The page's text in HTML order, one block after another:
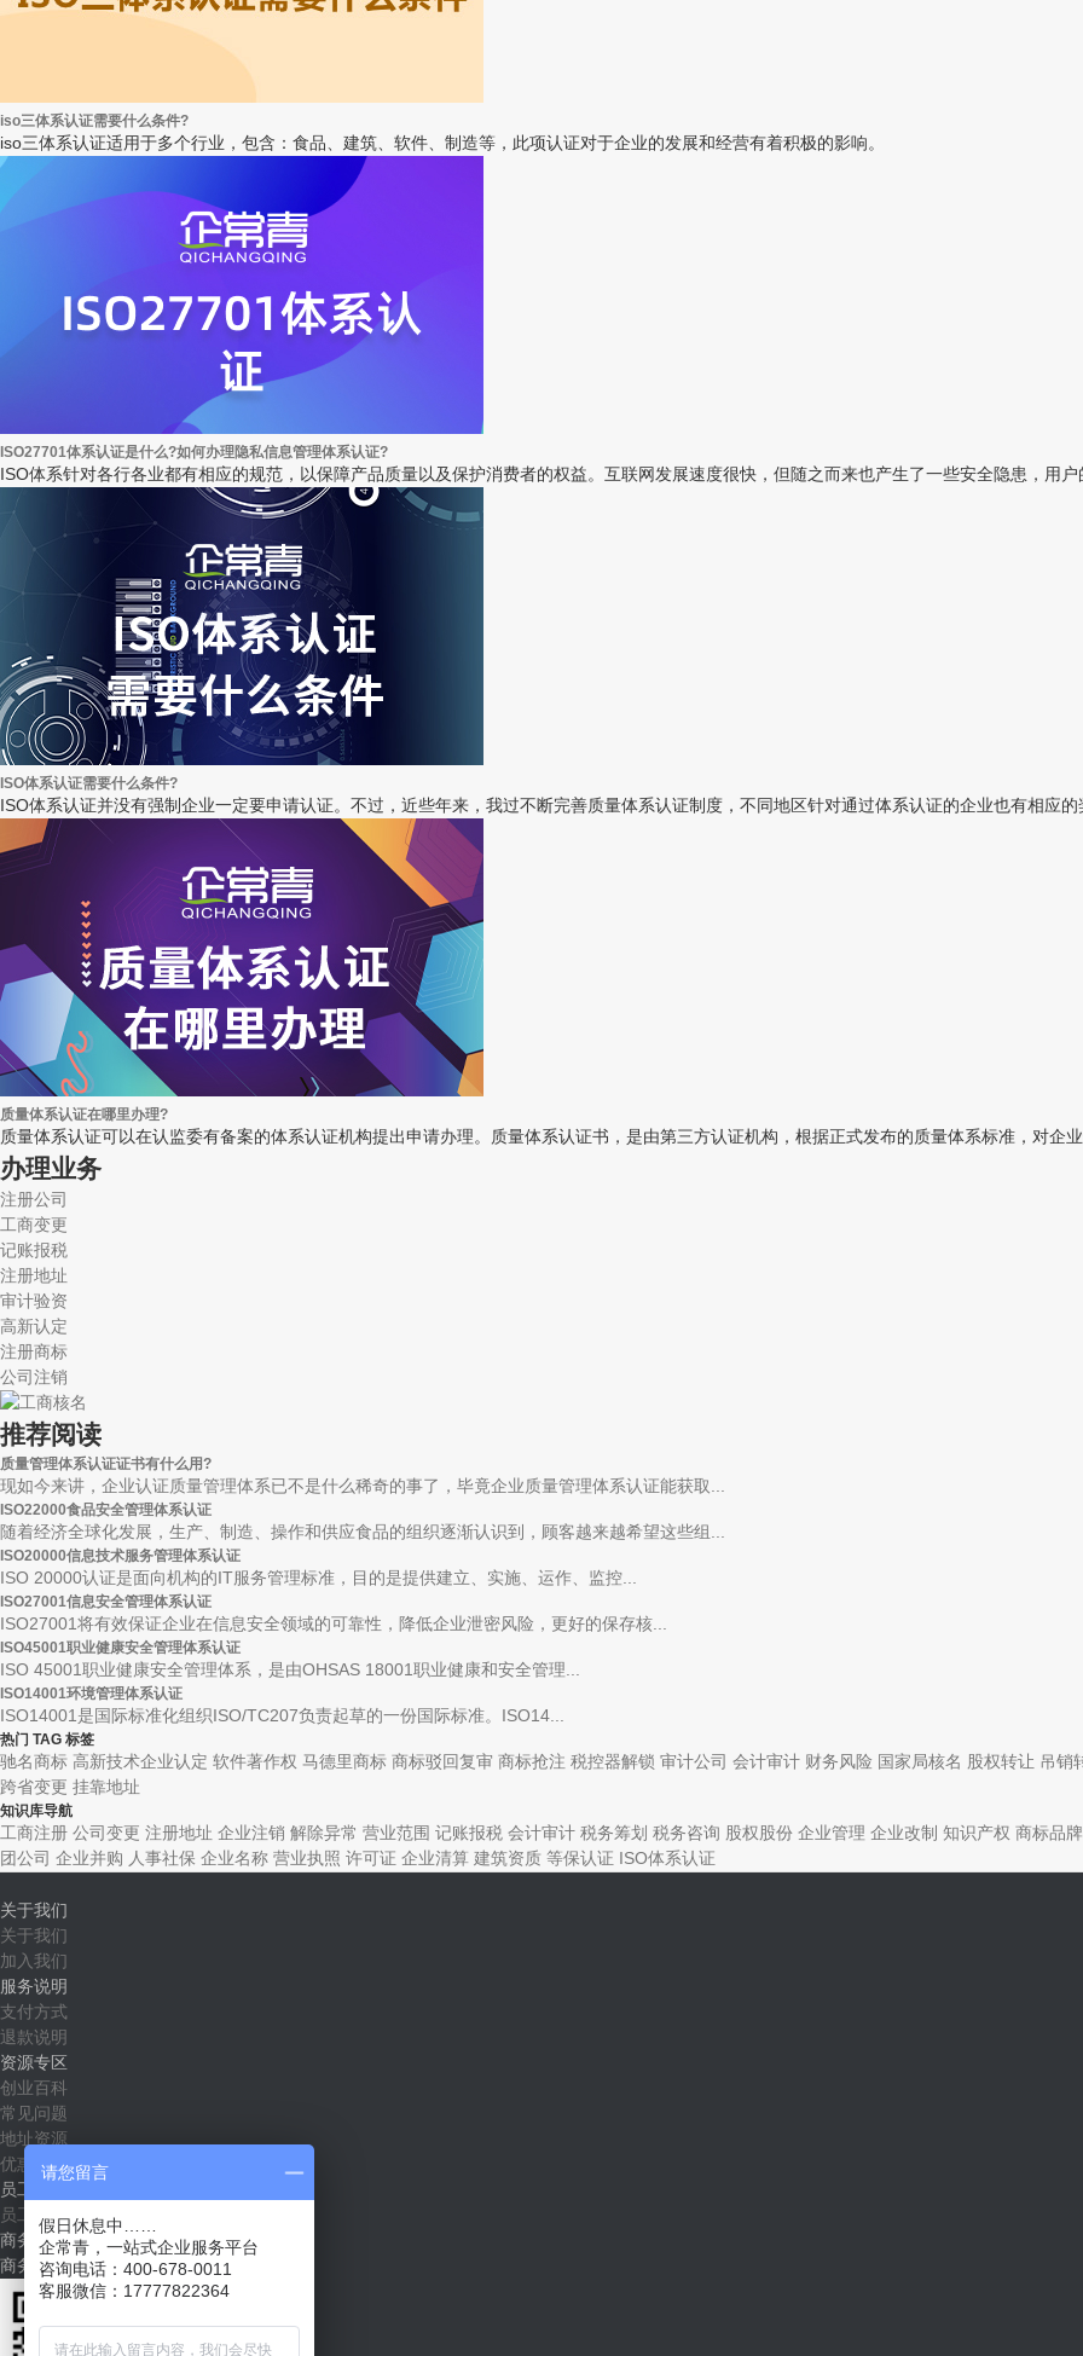
iso三体系认证需要什么条件?
iso三体系认证适用于多个行业，包含：食品、建筑、软件、制造等，此项认证对于企业的发展和经营有着积极的影响。
ISO27701体系认证是什么?如何办理隐私信息管理体系认证?
ISO体系针对各行各业都有相应的规范，以保障产品质量以及保护消费者的权益。互联网发展速度很快，但随之而来也产生了一些安全隐患，用户
ISO体系认证需要什么条件?
ISO体系认证并没有强制企业一定要申请认证。不过，近些年来，我过不断完善质量体系认证制度，不同地区针对通过体系认证的企业也有相应的
质量体系认证在哪里办理?
质量体系认证可以在认监委有备案的体系认证机构提出申请办理。质量体系认证书，是由第三方认证机构，根据正式发布的质量体系标准，对企
办理业务
注册公司
工商变更
记账报税
注册地址
审计验资
高新认定
注册商标
公司注销
推荐阅读
质量管理体系认证证书有什么用?
现如今来讲，企业认证质量管理体系已不是什么稀奇的事了，毕竟企业质量管理体系认证能获取...
ISO22000食品安全管理体系认证
随着经济全球化发展，生产、制造、操作和供应食品的组织逐渐认识到，顾客越来越希望这些组...
ISO20000信息技术服务管理体系认证
ISO 20000认证是面向机构的IT服务管理标准，目的是提供建立、实施、运作、监控...
ISO27001信息安全管理体系认证
ISO27001将有效保证企业在信息安全领域的可靠性，降低企业泄密风险，更好的保存核...
ISO45001职业健康安全管理体系认证
ISO 45001职业健康安全管理体系，是由OHSAS 18001职业健康和安全管理...
ISO14001环境管理体系认证
ISO14001是国际标准化组织ISO/TC207负责起草的一份国际标准。ISO14...
热门 TAG 标签
驰名商标 高新技术企业认定 软件著作权 马德里商标 商标驳回复审 商标抢注 税控器解锁 审计公司 会计审计 财务风险 国家局核名 股权转让 吊销
跨省变更 挂靠地址
知识库导航
工商注册 公司变更 注册地址 企业注销 解除异常 营业范围 记账报税 会计审计 税务筹划 税务咨询 股权股份 企业管理 企业改制 知识产权 商标品牌
团公司 企业并购 人事社保 企业名称 营业执照 许可证 企业清算 建筑资质 等保认证 ISO体系认证
关于我们
关于我们
加入我们
服务说明
支付方式
退款说明
资源专区
创业百科
常见问题
地址资源
优惠套餐
员工社区
员工入口
商务合作
商务合作（shichang@qichangqing.com）
请您留言
假日休息中……
企常青，一站式企业服务平台
咨询电话：400-678-0011
客服微信：17777822364